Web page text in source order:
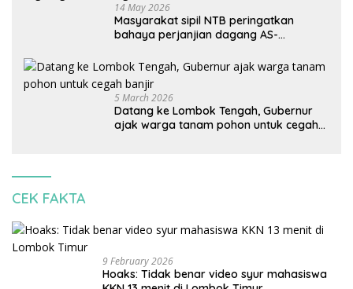
14 May 2026
Masyarakat sipil NTB peringatkan
bahaya perjanjian dagang AS-
korbankan lingkungan dan warga lokal
5 March 2026
Datang ke Lombok Tengah, Gubernur
ajak warga tanam pohon untuk cegah
CEK FAKTA
9 February 2026
Hoaks: Tidak benar video syur mahasiswa